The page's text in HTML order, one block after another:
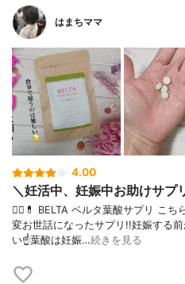
はまちママ
4.00
＼妊活中、妊娠中お助けサプ
💁‍♀️💊 BELTA ベルタ葉酸サプリ こ
変お世話になったサプリ!!妊娠する
い☝葉酸は妊娠…続きを見る